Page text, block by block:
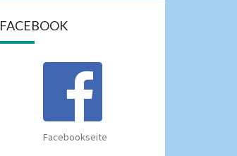
FACEBOOK
Facebookseite